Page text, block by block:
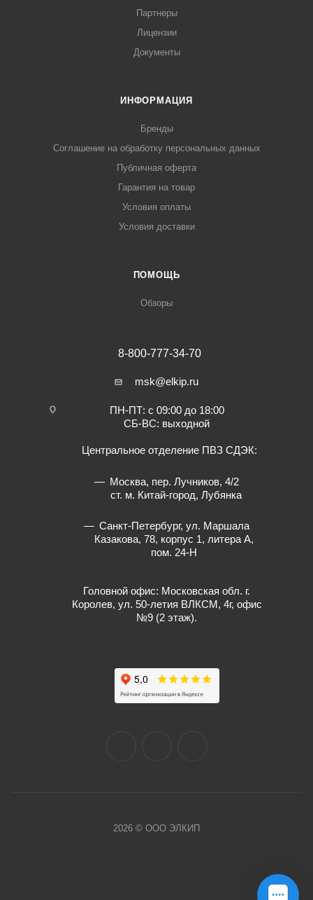
Партнеры
Лицензии
Документы
ИНФОРМАЦИЯ
Бренды
Соглашение на обработку персональных данных
Публичная оферта
Гарантия на товар
Условия оплаты
Условия доставки
ПОМОЩЬ
Обзоры
8-800-777-34-70
msk@elkip.ru
ПН-ПТ: с 09:00 до 18:00
СБ-ВС: выходной
Центральное отделение ПВЗ СДЭК:
Москва, пер. Лучников, 4/2
ст. м. Китай-город, Лубянка
Санкт-Петербург, ул. Маршала
Казакова, 78, корпус 1, литера А,
пом. 24-Н
Головной офис: Московская обл. г.
Королев, ул. 50-летия ВЛКСМ, 4г, офис
№9 (2 этаж).
2026 © ООО ЭЛКИП